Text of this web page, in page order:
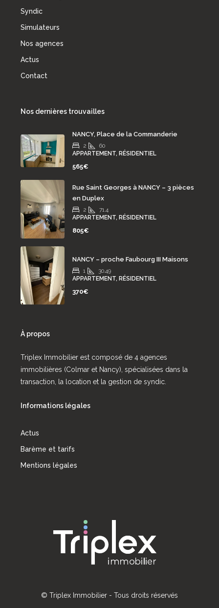
Syndic
Simulateurs
Nos agences
Actus
Contact
Nos dernières trouvailles
NANCY, Place de la Commanderie
2
60
APPARTEMENT, RÉSIDENTIEL
565€
Rue Saint Georges à NANCY – 3 pièces
en Duplex
2
71.4
APPARTEMENT, RÉSIDENTIEL
805€
NANCY – proche Faubourg III Maisons
1
30.49
APPARTEMENT, RÉSIDENTIEL
370€
À propos
Triplex Immobilier est composé de 4 agences
immobilières (Colmar et Nancy), spécialisées dans la
transaction, la location et la gestion de syndic.
Informations légales
Actus
Barème et tarifs
Mentions légales
© Triplex Immobilier - Tous droits réservés